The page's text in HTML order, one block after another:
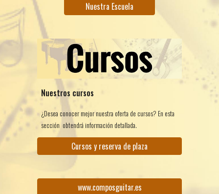
Nuestra Escuela
Nuestros cursos
¿Desea conocer mejor nuestra oferta de cursos? En esta
sección obtendrá información detallada.
Cursos y reserva de plaza
www.composguitar.es